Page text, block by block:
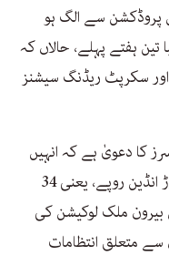
کہ رنویر سنگھ دسمبر 2025 میں پروڈکشن سے الگ ہو
ہفتے پہلے، حالاں کہ
سکرپٹ ریڈنگ سیشنز
کا دعویٰ ہے کہ انہیں
پری پروڈکشن اخراجات پر تقریبا 45 کروڑ انڈین روپے، یعنی 34
میں بیرون ملک لوکیشن کی
سے متعلق انتظامات